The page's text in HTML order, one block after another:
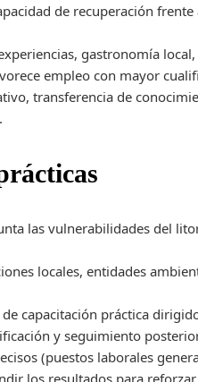
de recuperación
gastronomía
empleo con mayor
transferencia de
las vulnerabilidades del
locales, entidades
capacitación práctica
y seguimiento
(puestos laborales